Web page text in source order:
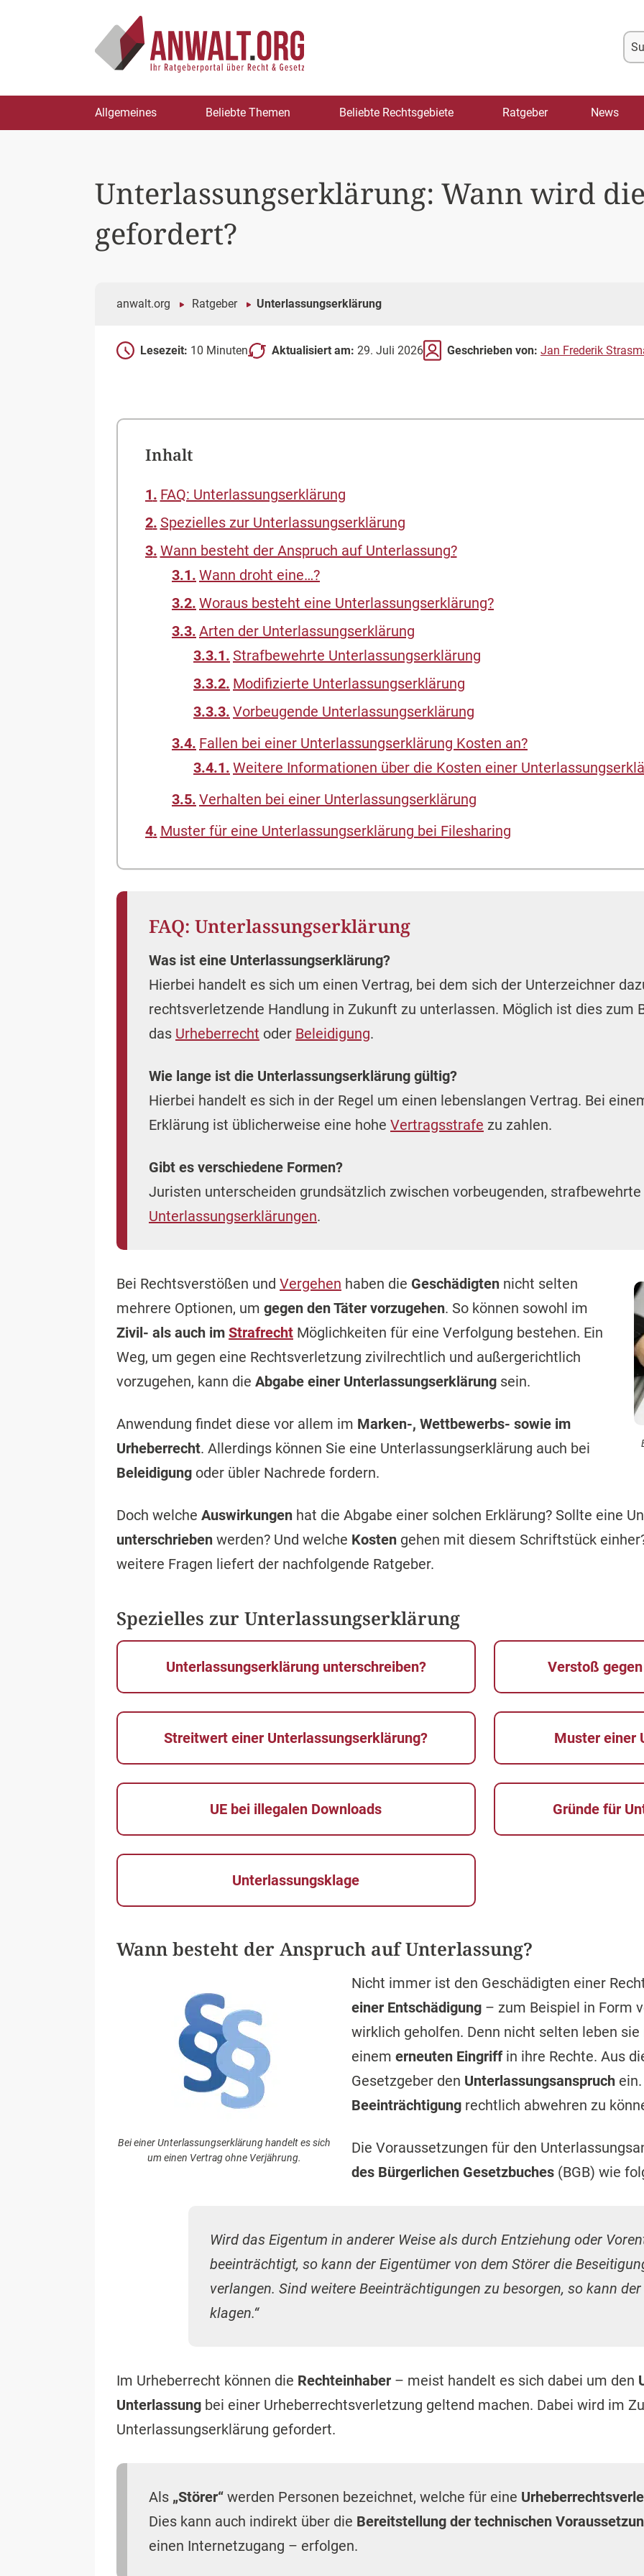
springen
Allgemeines Beliebte Themen Beliebte Rechtsgebiete Ratgeber News
Unterlassungserklärung: Wann wird
gefordert?
anwalt.org Ratgeber Unterlassungserklärung
Lesezeit: 10 Minuten Aktualisiert am: 29. Juli 2026 Geschrieben von: Jan Frederik
Inhalt
FAQ: Unterlassungserklärung
Spezielles zur Unterlassungserklärung
Wann besteht der Anspruch auf Unterlassung?
Wann droht eine…?
Woraus besteht eine Unterlassungserklärung?
Arten der Unterlassungserklärung
Strafbewehrte Unterlassungserklärung
Modifizierte Unterlassungserklärung
Vorbeugende Unterlassungserklärung
Fallen bei einer Unterlassungserklärung Kosten an?
Weitere Informationen über die Kosten einer
Verhalten bei einer Unterlassungserklärung
Muster für eine Unterlassungserklärung bei Filesharing
FAQ: Unterlassungserklärung
Was ist eine Unterlassungserklärung?
Hierbei handelt es sich um einen Vertrag, bei dem sich der Unterzeichner
rechtsverletzende Handlung in Zukunft zu unterlassen. Möglich ist dies zum
das Urheberrecht oder Beleidigung.
Wie lange ist die Unterlassungserklärung gültig?
Hierbei handelt es sich in der Regel um einen lebenslangen Vertrag. Bei
Erklärung ist üblicherweise eine hohe Vertragsstrafe zu zahlen.
Gibt es verschiedene Formen?
Juristen unterscheiden grundsätzlich zwischen vorbeugenden, strafbewehrte
Unterlassungserklärungen.
Bei Rechtsverstößen und Vergehen haben die Geschädigten nicht selten
mehrere Optionen, um gegen den Täter vorzugehen. So können sowohl im
Zivil- als auch im Strafrecht Möglichkeiten für eine Verfolgung bestehen. Ein
Weg, um gegen eine Rechtsverletzung zivil­rechtlich und außergerichtlich
vorzugehen, kann die Abgabe einer Unterlassungserklärung sein.
Anwendung findet diese vor allem im Marken-, Wettbewerbs- sowie im
Urheberrecht. Allerdings können Sie eine Unterlassungserklärung auch bei
Beleidigung oder übler Nachrede fordern.
Doch welche Auswirkungen hat die Abgabe einer solchen Erklärung? Sollte eine
unterschrieben werden? Und welche Kosten gehen mit diesem Schriftstück
weitere Fragen liefert der nachfolgende Ratgeber.
Spezielles zur Unterlassungserklärung
Unterlassungserklärung unterschreiben? Verstoß
Streitwert einer Unterlassungserklärung? Muster einer
UE bei illegalen Downloads Gründe für
Unterlassungsklage
Wann besteht der Anspruch auf Unterlassung?
Bei einer Unterlassungserklärung handelt es sich
um einen Vertrag ohne Verjährung.
Nicht immer ist den Geschädigten einer
einer Entschädigung – zum Beispiel in Form
wirklich geholfen. Denn nicht selten leben
einemerneuten Eingriffin ihre Rechte. Aus
Gesetzgeber den Unterlassungsanspruch
Beeinträchtigung rechtlich abwehren zu
Die Voraussetzungen für den
des Bürgerlichen Gesetzbuches (BGB) wie
Wird das Eigentum in anderer Weise als durch Entziehung oder
beeinträchtigt, so kann der Eigentümer von dem Störer die
verlangen. Sind weitere Beeinträchtigungen zu besorgen, so kann
klagen.“
Im Urheberrecht können die Rechteinhaber – meist handelt es sich dabei um den
Unterlassung bei einer Urheberrechtsverletzung geltend machen. Dabei wird im
Unterlassungserklärung gefordert.
Als „Störer“ werden Personen bezeichnet, welche für eine
Dies kann auch indirekt über die Bereitstellung der technischen
einen Internetzugang – erfolgen.